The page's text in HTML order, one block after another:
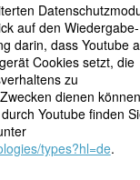
[2.auf den Wiedergabe-
darin, dass Youtube
Cookies setzt, die
zu
dienen
Youtube finden
types?hl=de.